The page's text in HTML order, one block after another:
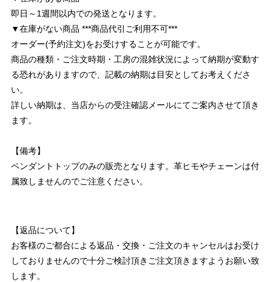
即日～1週間以内での発送となります。
▼在庫がない商品 ***商品代引ご利用不可***
オーダー(予約注文)をお受けすることが可能です。
商品の種類・ご注文時期・工房の混雑状況によって納期が変動す
る恐れがありますので、記載の納期は目安としてお考えくださ
い。
詳しい納期は、当店からの受注確認メールにてご案内させて頂き
ます。
【備考】
ペンダントトップのみの販売となります。革ヒモやチェーンは付
属致しませんのでご注意ください。
【返品について】
お客様のご都合による返品・交換・ご注文のキャンセルはお受け
しておりませんので十分ご検討頂きご注文頂きますようお願い致
します。